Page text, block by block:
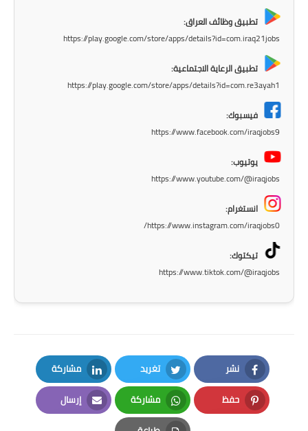
كتب مدرسية
المرحلة المتوسطة
المرحلة الاعدادية
مواضيع انشاء
تطبيق وظائف العراق:
https://play.google.com/store/apps/details?id=com.iraq21jobs
تطبيق الرعاية الاجتماعية:
https://play.google.com/store/apps/details?id=com.re3ayah1
فيسبوك:
https://www.facebook.com/iraqjobs9
يوتيوب:
https://www.youtube.com/@iraqjobs
انستغرام:
https://www.instagram.com/iraqjobs0/
تيكتوك:
https://www.tiktok.com/@iraqjobs
نشر
Facebook
تغريد
Twitter
مشاركة
LinkedIn
حفظ
Pinterest
مشاركة
Whatsapp
إرسال
Email